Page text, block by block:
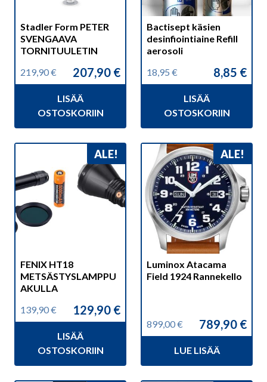
Stadler Form PETER
SVENGAAVA
TORNITUULETIN
219,90€
Alkuperäinen
219,90 €.
207,90 €
Nykyinen
207,90 €.
LISÄÄ
OSTOSKORIIN
Bactisept käsien
desinfiointiaine Refill
aerosoli
18,95 €
Alkuperäinen
18,95 €.
8,85 €
Nykyinen
8,85 €.
LISÄÄ
OSTOSKORIIN
ALE!
FENIX HT18
METSÄSTYSLAMPPU
AKULLA
139,90€
Alkuperäinen
139,90 €.
129,90 €
Nykyinen
129,90 €.
LISÄÄ
OSTOSKORIIN
ALE!
Luminox Atacama
Field 1924 Rannekello
899,00€
Alkuperäinen
899,00 €.
789,90 €
Nykyinen
789,90 €.
LUE LISÄÄ